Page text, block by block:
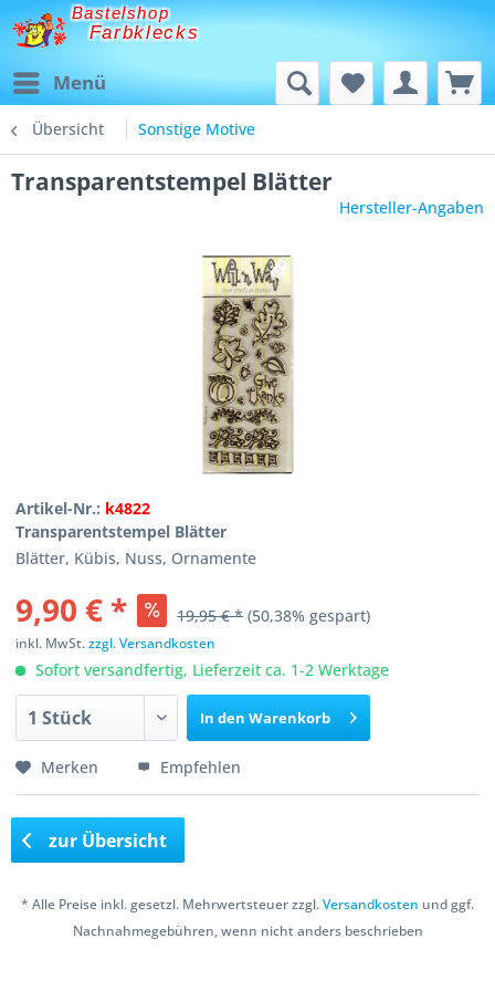
Bastelshop
Farbklecks
Menü
Übersicht Sonstige Motive
Transparentstempel Blätter
Hersteller-Angaben
Artikel-Nr.: k4822
Transparentstempel Blätter
Blätter, Kübis, Nuss, Ornamente
9,90 € * 19,95 € * (50,38% gespart)
inkl. MwSt.zzgl. Versandkosten
Sofort versandfertig, Lieferzeit ca. 1-2 Werktage
In den Warenkorb
Merken Empfehlen
zur Übersicht
* Alle Preise inkl. gesetzl. Mehrwertsteuer zzgl.Versandkosten und ggf.
Nachnahmegebühren, wenn nicht anders beschrieben